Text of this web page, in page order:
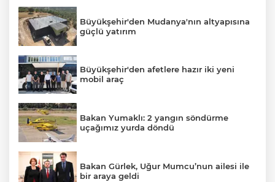
Büyükşehir'den Mudanya'nın altyapısına
güçlü yatırım
Büyükşehir'den afetlere hazır iki yeni
mobil araç
Bakan Yumaklı: 2 yangın söndürme
uçağımız yurda döndü
Bakan Gürlek, Uğur Mumcu’nun ailesi ile
bir araya geldi